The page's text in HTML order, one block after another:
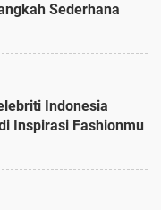
Sederhana
Indonesia
Inspirasi Fashionmu